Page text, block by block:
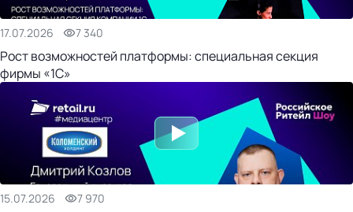
17.07.2026 7 340
Рост возможностей платформы: специальная секция
фирмы «1С»
15.07.2026 7 970